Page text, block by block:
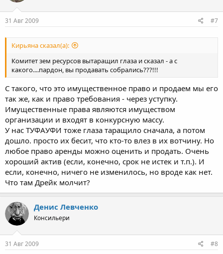
31 Авг 2009 #7
Кирьяна сказал(а):
Комитет зем ресурсов вытаращил глаза и сказал - а с
какого....пардон, вы продавать собрались???!!!
С такого, что это имущественное право и продаем мы его
так же, как и право требования - через уступку.
Имущественные права являются имуществом
организации и входят в конкурсную массу.
У нас ТУФАУФИ тоже глаза таращило сначала, а потом
дошло. просто их бесит, что кто-то влез в их вотчину. Но
любое право аренды можно оценить и продать. Очень
хороший актив (если, конечно, срок не истек и т.п.). И
если, конечно, ничего не изменилось, но вроде как нет.
Что там Дрейк молчит?
Денис Левченко
Консильери
31 Авг 2009 #8